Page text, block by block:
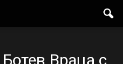
Враца с